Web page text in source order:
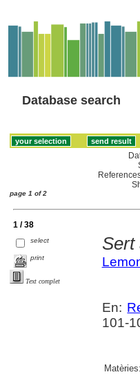
Database search
page 1 of 2
1 / 38
select
print
Text complet
Sert
En:
101-
Matèries: